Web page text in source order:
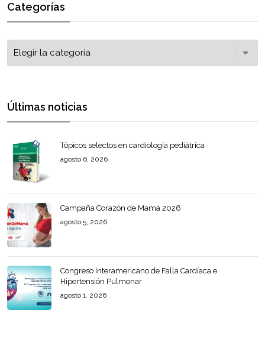
Categorías
Últimas noticias
Tópicos selectos en cardiología pediátrica
agosto 6, 2026
Campaña Corazón de Mamá 2026
agosto 5, 2026
Congreso Interamericano de Falla Cardíaca e
Hipertensión Pulmonar
agosto 1, 2026